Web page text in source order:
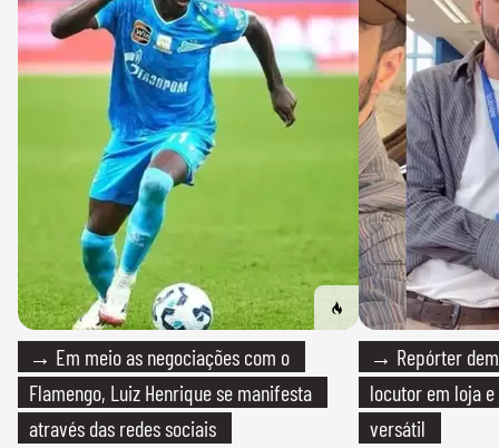
→ Em meio as negociações com o
Flamengo, Luiz Henrique se manifesta
através das redes sociais
→ Repórter
locutor em loja
versátil